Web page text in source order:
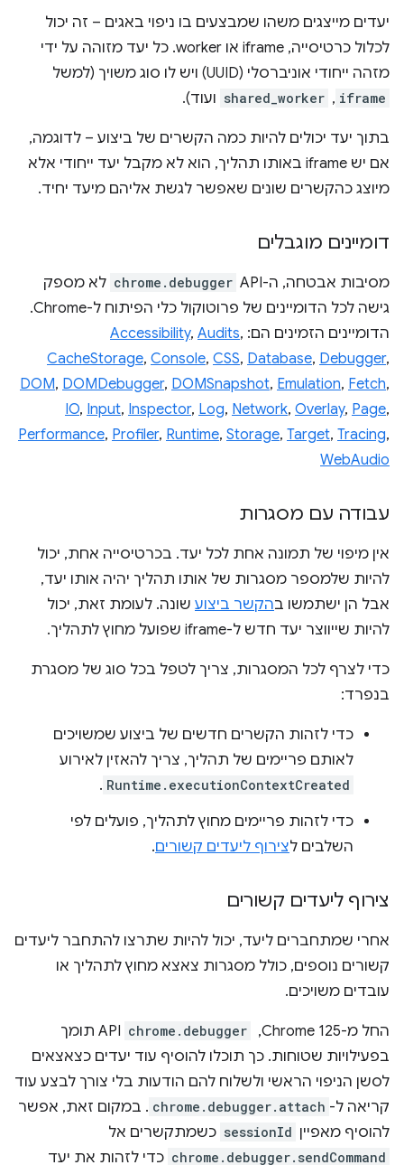
יעדים מייצגים משהו שמבצעים בו ניפוי באגים – זה יכול
לכלול כרטיסייה, iframe או worker. כל יעד מזוהה על ידי
מזהה ייחודי אוניברסלי (UUID) ויש לו סוג משויך (למשל
iframe
,‏
shared_worker ועוד).
בתוך יעד יכולים להיות כמה הקשרים של ביצוע – לדוגמה,
אם יש iframe באותו תהליך, הוא לא מקבל יעד ייחודי אלא
מיוצג כהקשרים שונים שאפשר לגשת אליהם מיעד יחיד.
דומיינים מוגבלים
מסיבות אבטחה, ה-API‏ chrome.debugger לא מספק
גישה לכל הדומיינים של פרוטוקול כלי הפיתוח ל-Chrome.
הדומיינים הזמינים הם:
Accessibility, Audits,
CacheStorage, Console, CSS, Database, Debugger,
DOM, DOMDebugger, DOMSnapshot, Emulation, Fetch,
IO, Input, Inspector, Log, Network, Overlay, Page,
Performance, Profiler, Runtime, Storage, Target, Tracing,
WebAudio
עבודה עם מסגרות
אין מיפוי של תמונה אחת לכל יעד. בכרטיסייה אחת, יכול
להיות שלמספר מסגרות של אותו תהליך יהיה אותו יעד,
אבל הן ישתמשו בהקשר ביצוע שונה. לעומת זאת, יכול
להיות שייווצר יעד חדש ל-iframe שפועל מחוץ לתהליך.
כדי לצרף לכל המסגרות, צריך לטפל בכל סוג של מסגרת
בנפרד:
כדי לזהות הקשרים חדשים של ביצוע שמשויכים
לאותם פריימים של תהליך, צריך להאזין לאירוע
Runtime.executionContextCreated
.
כדי לזהות פריימים מחוץ לתהליך, פועלים לפי
השלבים לצירוף ליעדים קשורים.
צירוף ליעדים קשורים
אחרי שמתחברים ליעד, יכול להיות שתרצו להתחבר ליעדים
קשורים נוספים, כולל מסגרות צאצא מחוץ לתהליך או
עובדים משויכים.
החל מ-Chrome 125, ‏ chrome.debugger
API תומך
בפעילויות שטוחות. כך תוכלו להוסיף עוד יעדים כצאצאים
לסשן הניפוי הראשי ולשלוח להם הודעות בלי צורך לבצע עוד
קריאה ל- chrome.debugger.attach . במקום זאת, אפשר
להוסיף מאפיין sessionId כשמתקשרים אל
chrome.debugger.sendCommand כדי לזהות את יעד